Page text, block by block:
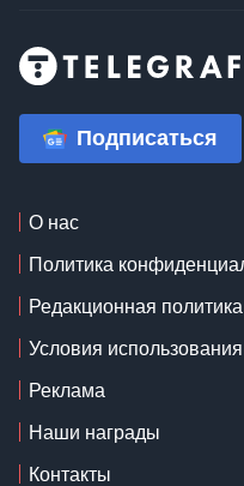
Подписаться
О нас
Политика
Редакционная политика
Условия
Реклама
Наши награды
Контакты